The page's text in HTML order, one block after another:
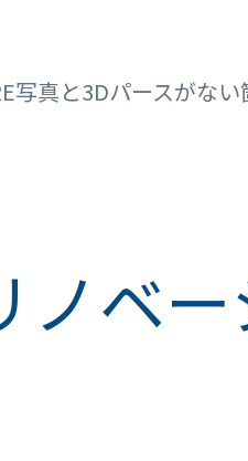
写真と3Dパースがない
ノベ